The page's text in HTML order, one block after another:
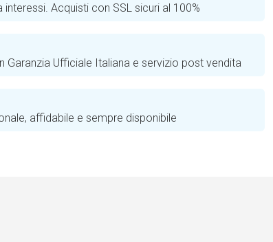
Acquisti con SSL sicuri al 100%
Garanzia Ufficiale Italiana e servizio post vendita
affidabile e sempre disponibile